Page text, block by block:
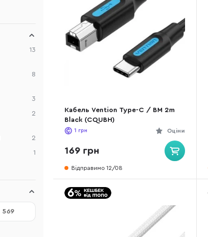
Кабель Vention Type-C / BM 2m
Black (CQUBH)
Оціни
1 грн
169 грн
Відправимо 12/08
13
8
3
2
2
1